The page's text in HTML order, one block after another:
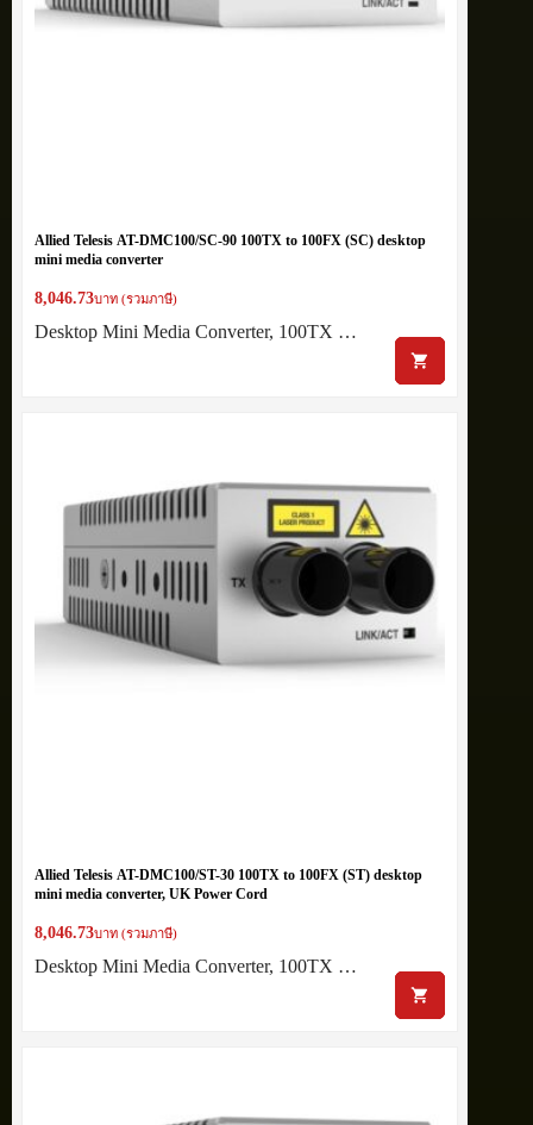
Allied Telesis AT-DMC100/SC-90 100TX to 100FX (SC) desktop
mini media converter
8,046.73บาท (รวมภาษี)
Desktop Mini Media Converter, 100TX …
Allied Telesis AT-DMC100/ST-30 100TX to 100FX (ST) desktop
mini media converter, UK Power Cord
8,046.73บาท (รวมภาษี)
Desktop Mini Media Converter, 100TX …